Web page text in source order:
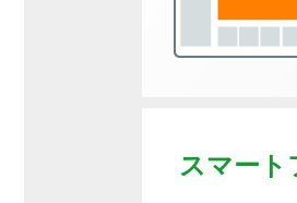
スマート